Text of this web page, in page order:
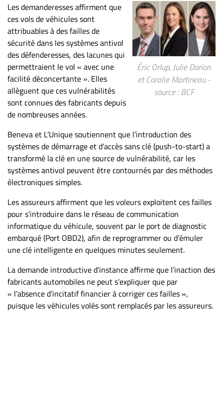
entreprises
Page
entreprises
Publier
un
emploi
Publicité
Solutions de
recrutements
TROUVEZ-
NOUS
Nous
À
propos
Infolettre
S’abonner
FAQ
Politique de
confidentialité
Éric Orlup, Julie Dorion
et Coralie Martineau -
source : BCF
Les demanderesses affirment que
ces vols de véhicules sont
attribuables à des failles de
sécurité dans les systèmes antivol
des défenderesses, des lacunes qui
permettraient le vol « avec une
facilité déconcertante ». Elles
allèguent que ces vulnérabilités
sont connues des fabricants depuis
de nombreuses années.
Beneva et L’Unique soutiennent que l’introduction des
systèmes de démarrage et d’accès sans clé (push-to-start) a
transformé la clé en une source de vulnérabilité, car les
systèmes antivol peuvent être contournés par des méthodes
électroniques simples.
Les assureurs affirment que les voleurs exploitent ces failles
pour s’introduire dans le réseau de communication
informatique du véhicule, souvent par le port de diagnostic
embarqué (Port OBD2), afin de reprogrammer ou d’émuler
une clé intelligente en quelques minutes seulement.
La demande introductive d’instance affirme que l’inaction des
fabricants automobiles ne peut s’expliquer que par
« l’absence d’incitatif financier à corriger ces failles »,
puisque les véhicules volés sont remplacés par les assureurs.